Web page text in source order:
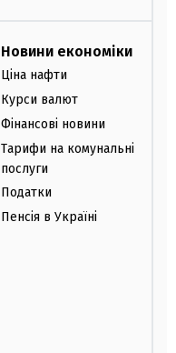
Новини економіки
Ціна нафти
Курси валют
Фінансові новини
Тарифи на комунальні
послуги
Податки
Пенсія в Україні